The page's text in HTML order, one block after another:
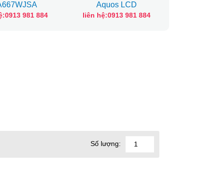
981 884
Aquos LCD
liên hệ:0913 981 884
Số lượng: